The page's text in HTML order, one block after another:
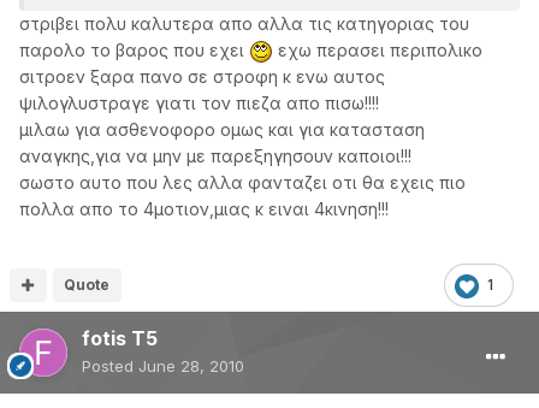
στριβει πολυ καλυτερα απο αλλα τις κατηγοριας του
παρολο το βαρος που εχει
εχω περασει περιπολικο
σιτροεν ξαρα πανο σε στροφη κ ενω αυτος
ψιλογλυστραγε γιατι τον πιεζα απο πισω!!!!
μιλαω για ασθενοφορο ομως και για κατασταση
αναγκης,για να μην με παρεξηγησουν καποιοι!!!
σωστο αυτο που λες αλλα φανταζει οτι θα εχεις πιο
πολλα απο το 4μοτιον,μιας κ ειναι 4κινηση!!!
1
Quote
fotis T5
Posted June 28, 2010